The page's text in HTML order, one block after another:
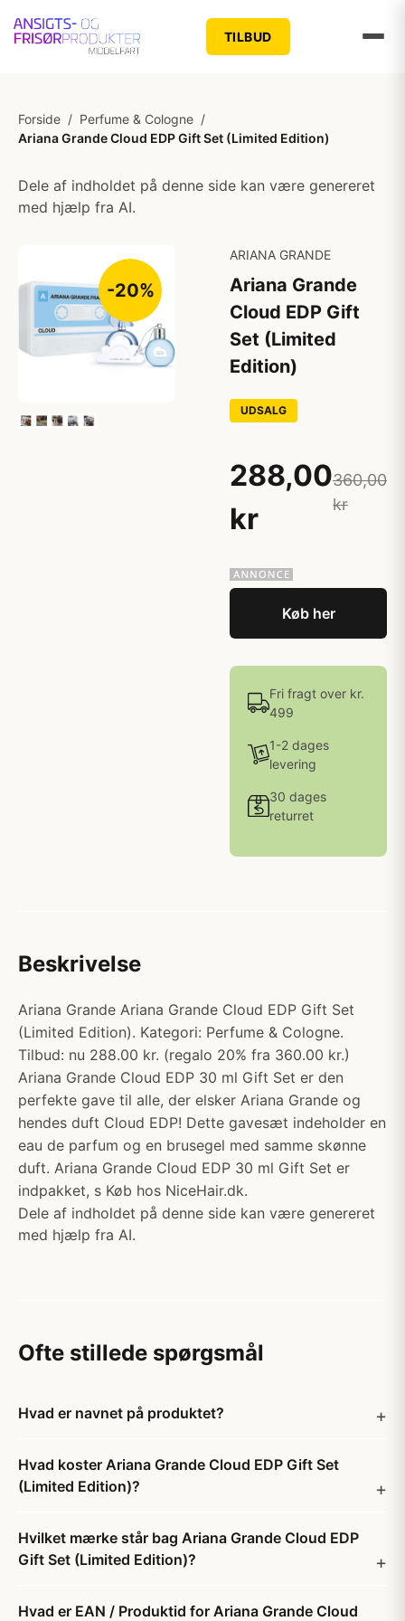
TILBUD
Forside / Perfume & Cologne /
Ariana Grande Cloud EDP Gift Set (Limited Edition)
Dele af indholdet på denne side kan være genereret
med hjælp fra AI.
-20%
ARIANA GRANDE
Ariana Grande
Cloud EDP Gift
Set (Limited
Edition)
UDSALG
288,00
kr
360,00
kr
Køb her
Fri fragt over kr.
499
1-2 dages
levering
30 dages
returret
Beskrivelse
Ariana Grande Ariana Grande Cloud EDP Gift Set
(Limited Edition). Kategori: Perfume & Cologne.
Tilbud: nu 288.00 kr. (regalo 20% fra 360.00 kr.)
Ariana Grande Cloud EDP 30 ml Gift Set er den
perfekte gave til alle, der elsker Ariana Grande og
hendes duft Cloud EDP! Dette gavesæt indeholder en
eau de parfum og en brusegel med samme skønne
duft. Ariana Grande Cloud EDP 30 ml Gift Set er
indpakket, s Køb hos NiceHair.dk.
Dele af indholdet på denne side kan være genereret
med hjælp fra AI.
Ofte stillede spørgsmål
Hvad er navnet på produktet?
Hvad koster Ariana Grande Cloud EDP Gift Set
(Limited Edition)?
Hvilket mærke står bag Ariana Grande Cloud EDP
Gift Set (Limited Edition)?
Hvad er EAN / Produktid for Ariana Grande Cloud